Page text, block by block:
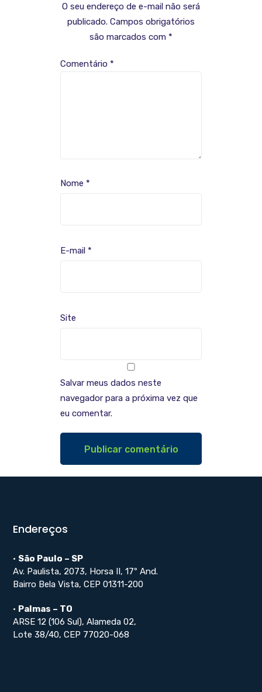
O seu endereço de e-mail não será
publicado. Campos obrigatórios
são marcados com *
Comentário *
Nome *
E-mail *
Site
Salvar meus dados neste
navegador para a próxima vez que
eu comentar.
Endereços
• São Paulo – SP
Av. Paulista, 2073, Horsa II, 17º And.
Bairro Bela Vista, CEP 01311-200
• Palmas – TO
ARSE 12 (106 Sul), Alameda 02,
Lote 38/40, CEP 77020-068